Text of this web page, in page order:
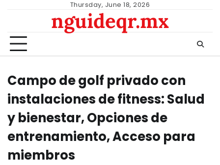
Thursday, June 18, 2026
nguideqr.mx
Campo de golf privado con
instalaciones de fitness: Salud
y bienestar, Opciones de
entrenamiento, Acceso para
miembros